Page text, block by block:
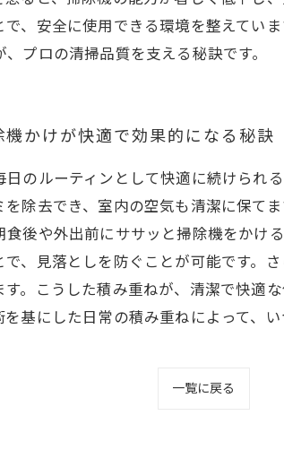
、安全に使用できる環境を整えてい
プロの清掃品質を支える秘訣です。
かけが快適で効果的になる秘訣
のルーティンとして快適に続けられ
除去でき、室内の空気も清潔に保て
後や外出前にササッと掃除機をかけ
、見落としを防ぐことが可能です。
。こうした積み重ねが、清潔で快適
基にした日常の積み重ねによって、
一覧に戻る